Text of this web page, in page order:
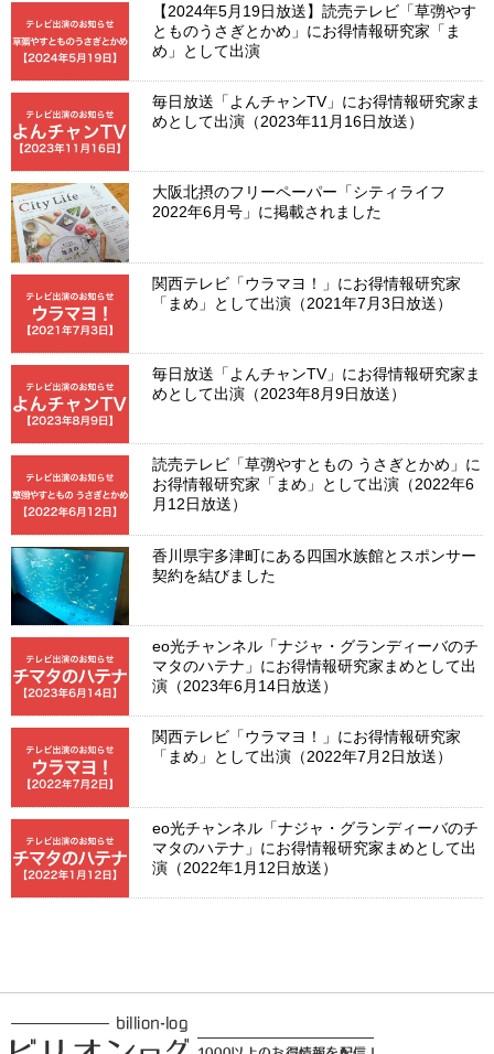
【2024年5月19日放送】読売テレビ「草彅やす
とものうさぎとかめ」にお得情報研究家「ま
め」として出演
毎日放送「よんチャンTV」にお得情報研究家ま
めとして出演（2023年11月16日放送）
大阪北摂のフリーペーパー「シティライフ
2022年6月号」に掲載されました
関西テレビ「ウラマヨ！」にお得情報研究家
「まめ」として出演（2021年7月3日放送）
毎日放送「よんチャンTV」にお得情報研究家ま
めとして出演（2023年8月9日放送）
読売テレビ「草彅やすともの うさぎとかめ」に
お得情報研究家「まめ」として出演（2022年6
月12日放送）
香川県宇多津町にある四国水族館とスポンサー
契約を結びました
eo光チャンネル「ナジャ・グランディーバのチ
マタのハテナ」にお得情報研究家まめとして出
演（2023年6月14日放送）
関西テレビ「ウラマヨ！」にお得情報研究家
「まめ」として出演（2022年7月2日放送）
eo光チャンネル「ナジャ・グランディーバのチ
マタのハテナ」にお得情報研究家まめとして出
演（2022年1月12日放送）